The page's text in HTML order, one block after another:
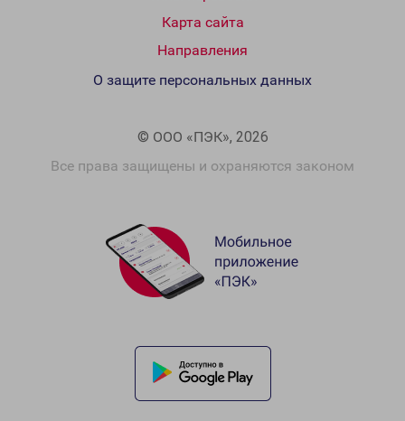
Карта сайта
Направления
© ООО «ПЭК», 2026
Все права защищены и охраняются законом
О защите персональных данных